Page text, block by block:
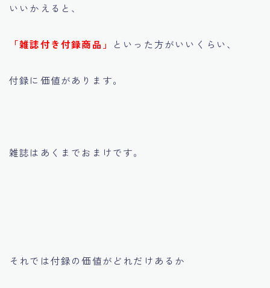
いいかえると、
「雑誌付き付録商品」 といった方がいいくらい、
付録に価値があります。
雑誌はあくまでおまけです。
それでは付録の価値がどれだけあるか